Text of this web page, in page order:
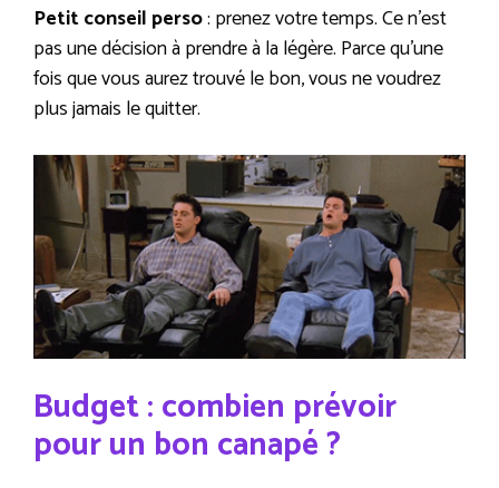
Petit conseil perso: prenez votre temps. Ce n’est
pas une décision à prendre à la légère. Parce qu’une
fois que vous aurez trouvé le bon, vous ne voudrez
plus jamais le quitter.
Budget : combien prévoir
pour un bon canapé ?